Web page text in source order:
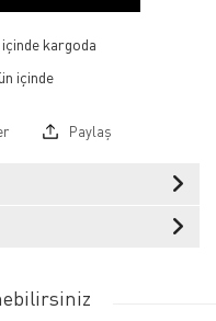
içinde kargoda
Paylaş